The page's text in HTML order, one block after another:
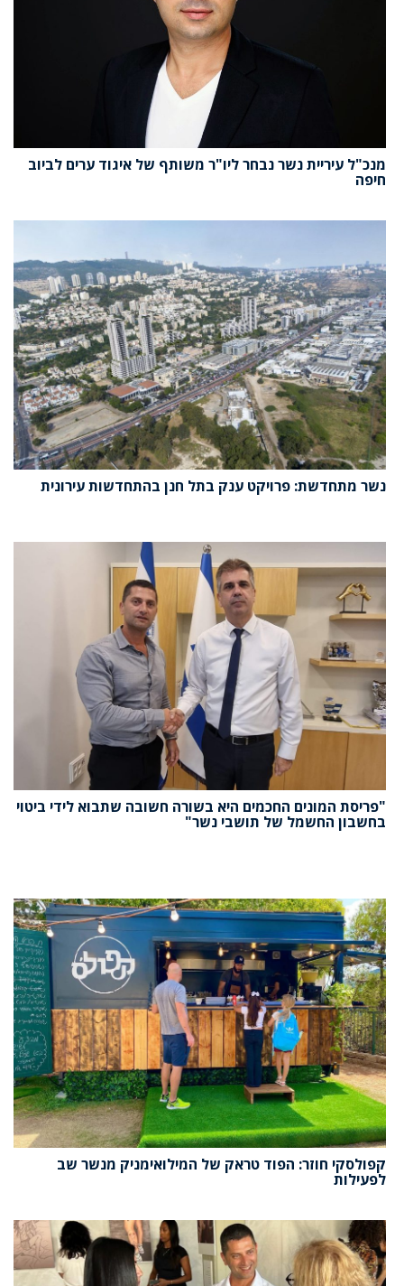
מנכ"ל עיריית נשר נבחר ליו"ר משותף של איגוד ערים לביוב
חיפה
נשר מתחדשת: פרויקט ענק בתל חנן בהתחדשות עירונית
"פריסת המונים החכמים היא בשורה חשובה שתבוא לידי ביטוי
בחשבון החשמל של תושבי נשר"
קפולסקי חוזר: הפוד טראק של המילואימניק מנשר שב
לפעילות